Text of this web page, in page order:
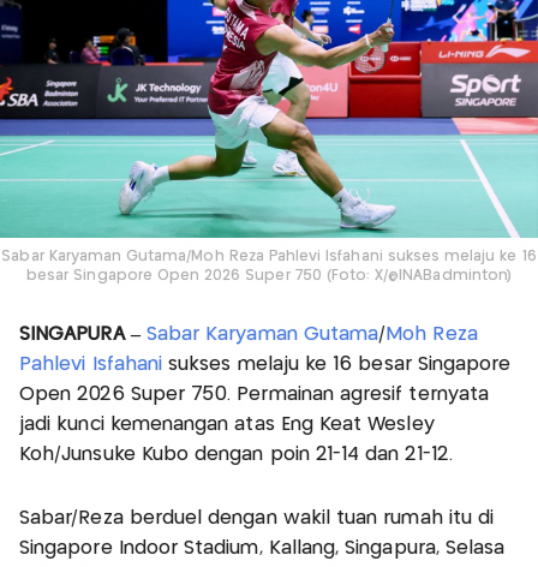
Sabar Karyaman Gutama/Moh Reza Pahlevi Isfahani sukses melaju ke 16
besar Singapore Open 2026 Super 750 (Foto: X/@INABadminton)
SINGAPURA – Sabar Karyaman Gutama/ Moh Reza
Pahlevi Isfahani sukses melaju ke 16 besar Singapore
Open 2026 Super 750. Permainan agresif ternyata
jadi kunci kemenangan atas Eng Keat Wesley
Koh/Junsuke Kubo dengan poin 21-14 dan 21-12.
Sabar/Reza berduel dengan wakil tuan rumah itu di
Singapore Indoor Stadium, Kallang, Singapura, Selasa